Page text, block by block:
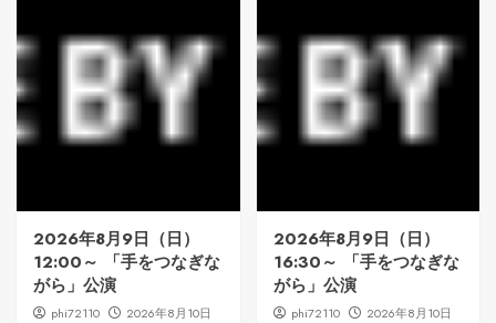
2026年8月9日（日）
12:00～ 「手をつなぎな
がら」公演
phi72110
2026年8月10日
2026年8月9日（日）
16:30～ 「手をつなぎな
がら」公演
phi72110
2026年8月10日